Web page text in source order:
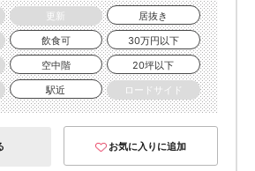
更新
居抜き
飲食可
30万円以下
空中階
20坪以下
駅近 ロードサイド
お気に入りに追加